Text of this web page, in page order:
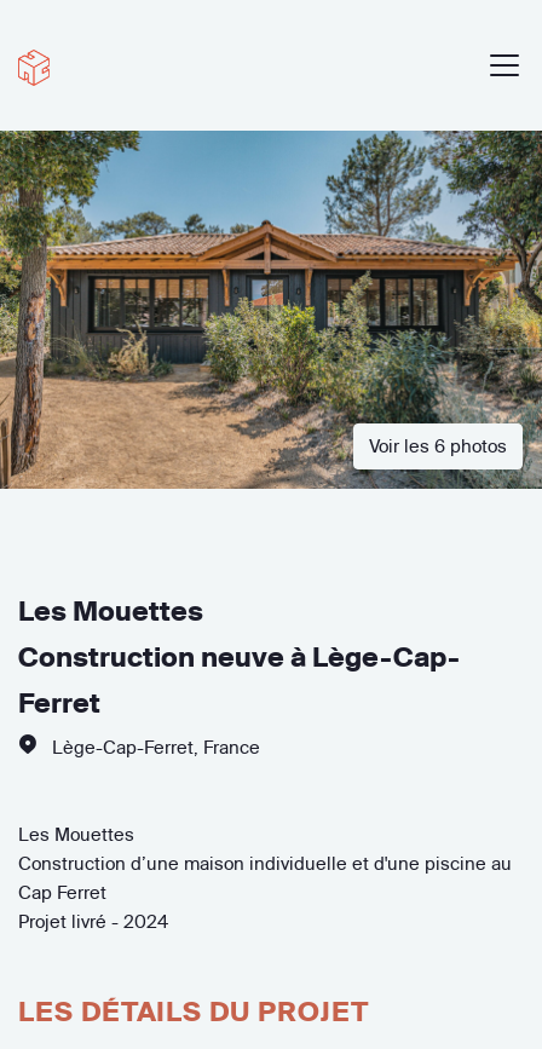
Voir les 6 photos
Les Mouettes
Construction neuve à Lège-Cap-
Ferret
Lège-Cap-Ferret France
Les Mouettes
Construction d’une maison individuelle et d'une piscine au
Cap Ferret
Projet livré - 2024
LES DÉTAILS DU PROJET